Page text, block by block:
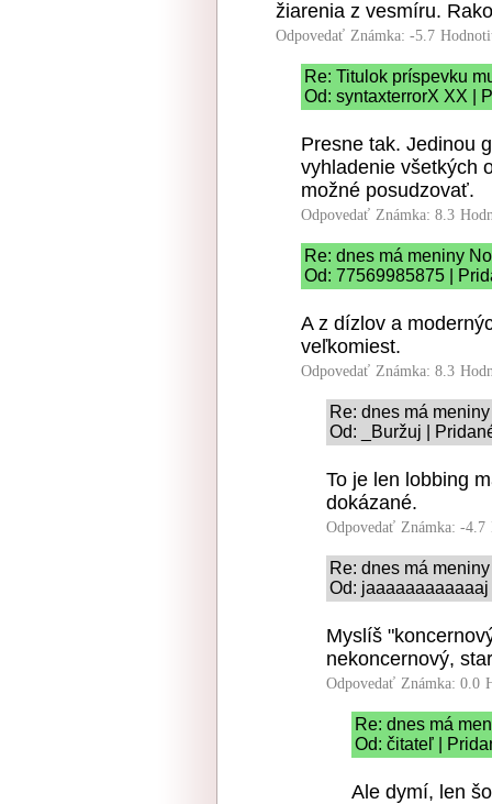
žiarenia z vesmíru.
Odpovedať Známka: -5.7
Re: Titulok príspevku
Od: syntaxterrorX XX |
Presne tak. Jedinou
vyhladenie všetkých
možné posudzovať.
Odpovedať Známka: 8.3
Re: dnes má meniny
Od: 77569985875 |
A z dízlov a
veľkomiest.
Odpovedať Známka: 8.3
Re: dnes má
Od: _Buržuj |
To je len lobbing
dokázané.
Odpovedať Známka: -4.7
Re: dnes má
Od:
Myslíš
nekoncernový,
Odpovedať Známka: 0.0
Re: dnes má
Od: čitateľ |
Ale dymí, len